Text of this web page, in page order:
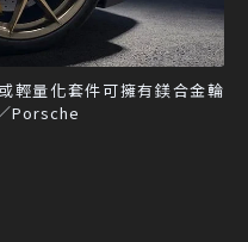
輕量化套件可擁有鎂合金輪
Porsche